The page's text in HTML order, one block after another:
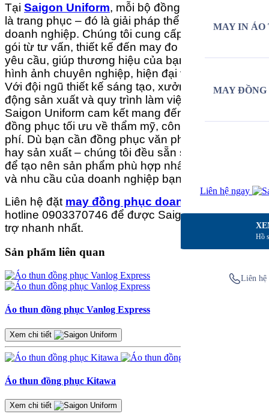
MAY IN ÁO
MAY ĐỒNG
Liên hệ ngay
Hồ
Liên
Tại Saigon Uniform, mỗi bộ đồng phục không chỉ
là trang phục – đó là giải pháp thể hiện bản sắc
doanh nghiệp. Chúng tôi cung cấp dịch vụ trọn
gói từ tư vấn, thiết kế đến may đo đồng phục theo
yêu cầu, giúp thương hiệu của bạn nổi bật với
hình ảnh chuyên nghiệp, hiện đại và đồng nhất.
Với đội ngũ thiết kế sáng tạo, xưởng may chủ
động sản xuất và quy trình làm việc linh hoạt,
Saigon Uniform cam kết mang đến những mẫu
đồng phục tối ưu về thẩm mỹ, công năng và chi
phí. Dù bạn cần đồng phục văn phòng, sự kiện
hay sản xuất – chúng tôi đều sẵn sàng đồng hành
để tạo nên sản phẩm phù hợp nhất với văn hóa
và nhu cầu của doanh nghiệp bạn.
Liên hệ đặt may đồng phục doanh nghiệp
hotline 0903370746 để được Saigon Uniform hỗ
trợ nhanh nhất.
Sản phẩm liên quan
Áo thun đồng phục Vanlog Express
Xem chi tiết
Áo thun đồng phục Kitawa
Xem chi tiết